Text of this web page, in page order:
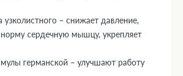
узколистного – снижает давление,
сердечную мышцу, укрепляет
германской – улучшают работу